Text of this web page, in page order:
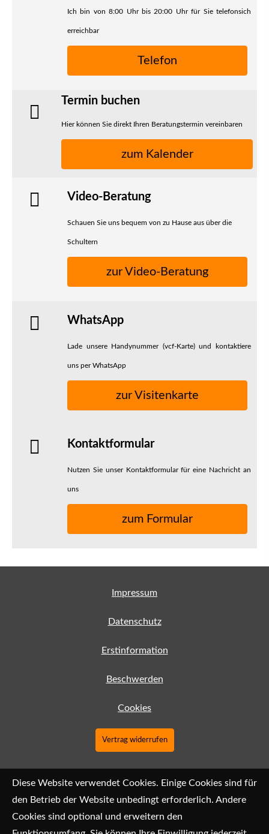
Ich bin von 8:00 Uhr bis 20:00 Uhr für Sie telefonsich
erreichbar
Telefon
Termin buchen
Hier können Sie direkt Ihren Beratungstermin vereinbaren
zum Kalender
Video-Beratung
Schauen Sie uns bequem von zu Hause aus über die
Schultern
zur Video-Beratung
WhatsApp
Lade unsere Handynummer (vcf-Karte) und kontaktiere
uns per WhatsApp
zur Visitenkarte
Kontaktformular
Nutzen Sie unser Kontaktformular für eine Nachricht an
uns
zum Formular
Impressum
Datenschutz
Erstinformation
Beschwerden
Cookies
Vertrag widerrufen
Diese Website verwendet Cookies. Einige Cookies sind für
den Betrieb der Website unbedingt erforderlich. Andere
Cookies sind optional und erweitern den